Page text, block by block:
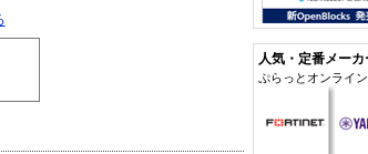
人気・定番メーカ
ぷらっとオンライ